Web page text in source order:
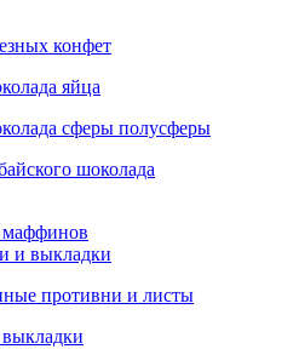
конфет
яйца
сферы полусферы
шоколада
и выкладки
противни и листы